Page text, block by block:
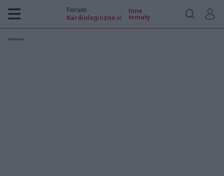
Forum
Kardiologiczne .pl
Inne
tematy
Reklama: